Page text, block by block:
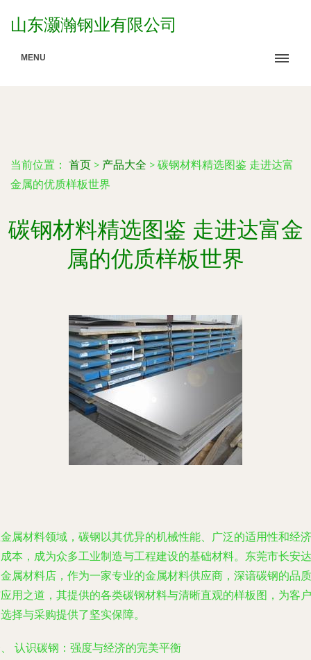
山东灏瀚钢业有限公司
MENU
当前位置： 首页 > 产品大全 > 碳钢材料精选图鉴 走进达富
金属的优质样板世界
碳钢材料精选图鉴 走进达富金
属的优质样板世界
属材料领域，碳钢以其优异的机械性能、广泛的适用性和经济
本，成为众多工业制造与工程建设的基础材料。东莞市长安达
属材料店，作为一家专业的金属材料供应商，深谙碳钢的品质
用之道，其提供的各类碳钢材料与清晰直观的样板图，为客户
择与采购提供了坚实保障。
认识碳钢：强度与经济的完美平衡